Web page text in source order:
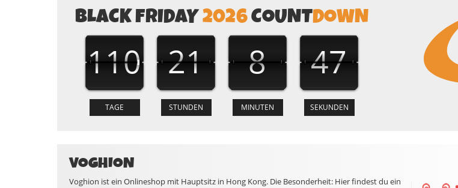
BLACK FRIDAY2026COUNTDOWN
110 21 8 46
VOGHION
Voghion ist ein Onlineshop mit Hauptsitz in Hong Kong. Die Besonderheit: Hier findest du ein